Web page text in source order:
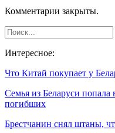
Комментарии закрыты.
Интересное:
Что Китай покупает у
Семья из Беларуси
погибших
Брестчанин снял штаны,